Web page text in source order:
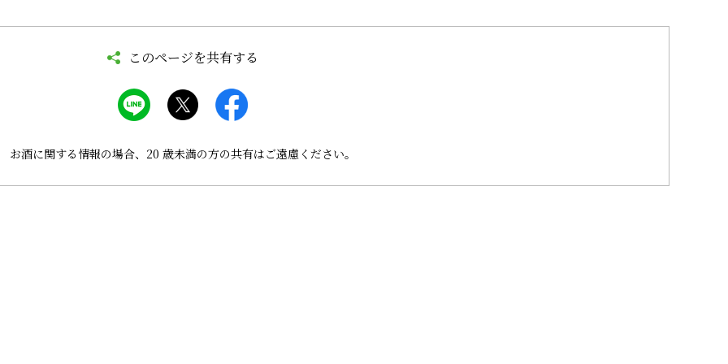
このページを共有する
お酒に関する情報の場合、 20 歳未満の方の共有はご遠慮ください。